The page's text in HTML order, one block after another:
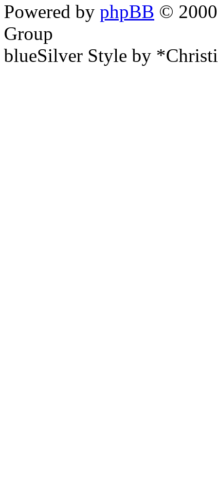
Powered by phpBB ©
Group
blueSilver Style by